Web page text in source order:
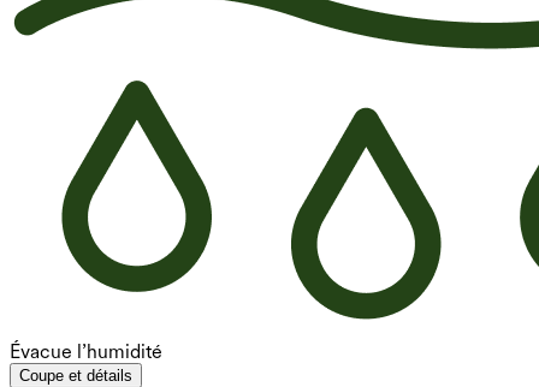
Évacue l’humidité
Coupe et détails